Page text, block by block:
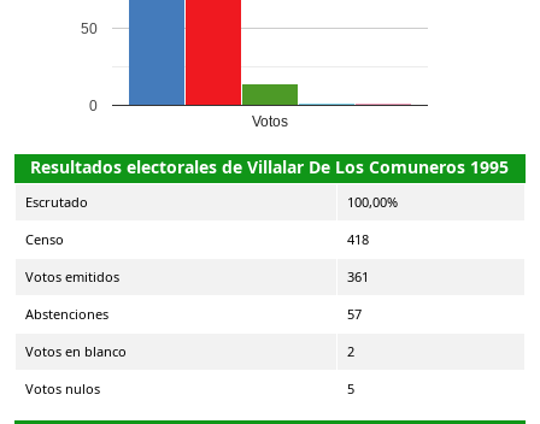
Votos
0
50
Resultados electorales de Villalar De Los Comuneros 1995
Escrutado 100,00%
Censo 418
Votos emitidos 361
Abstenciones 57
Votos en blanco 2
Votos nulos 5